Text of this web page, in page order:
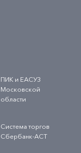
ПИК и ЕАСУЗ
Московской
области
Система торгов
Сбербанк-АСТ